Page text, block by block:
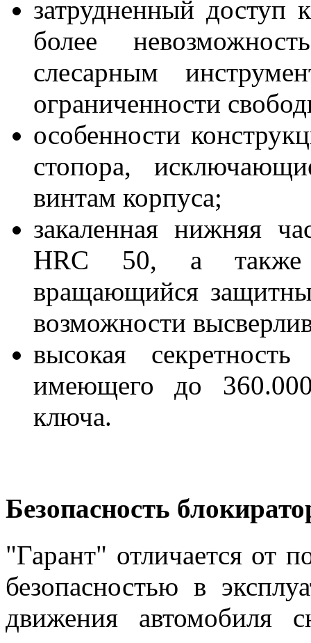
затрудненный доступ
более
слесарным
ограниченности
особенности
стопора,
винтам корпуса;
закаленная нижняя
HRC 50, а также
вращающийся
возможности
высокая
имеющего до
ключа.
Безопасность
"Гарант" отличается от
безопасностью в
движения автомобиля